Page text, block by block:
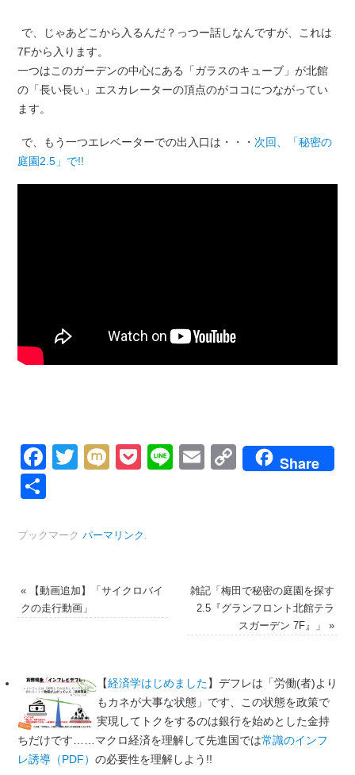
で、じゃあどこから入るんだ？っつー話しなんですが、これは
7Fから入ります。
一つはこのガーデンの中心にある「ガラスのキューブ」が北館
の「長い長い」エスカレーターの頂点のがココにつながってい
ます。
で、もう一つエレベーターでの出入口は・・・ 次回、「秘密の
庭園2.5」で!!
Facebook
Twitter
MixiPocket
LineEmail
CopyShare
共
ブックマーク パーマリンク
«【動画追加】「サイクロバイ
クの走行動画」
雑記「梅田で秘密の庭園を探す
2.5『グランフロント北館テラ
スガーデン 7F』」»
【経済学はじめました】デフレは「労働(者)より
もカネが大事な状態」です、この状態を政策で
実現してトクをするのは銀行を始めとした金持
ちだけです……マクロ経済を理解して先進国では常識のインフ
レ誘導（PDF） の必要性を理解しよう!!